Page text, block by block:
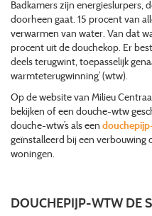
Badkamers zijn energieslurpers,
doorheen gaat. 15 procent van
verwarmen van water. Van dat
procent uit de douchekop. Er
deels terugwint, toepasselijk
warmteterugwinning’ (wtw).
Op de website van Milieu
bekijken of een douche-wtw
douche-wtw’s als een
geïnstalleerd bij een verbouwing
woningen.
DOUCHEPIJP-WTW DE